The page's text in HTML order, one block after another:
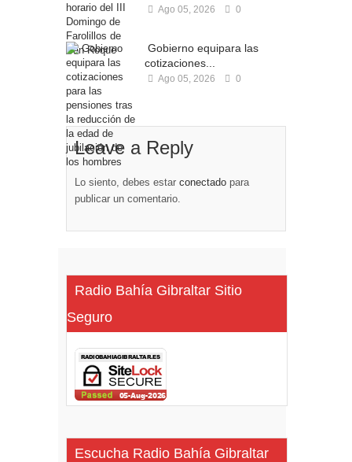
Ago 05, 2026 0
Gobierno equipara las
cotizaciones...
Ago 05, 2026 0
Leave a Reply
Lo siento, debes estar conectado para
publicar un comentario.
Radio Bahía Gibraltar Sitio
Seguro
Escucha Radio Bahía Gibraltar